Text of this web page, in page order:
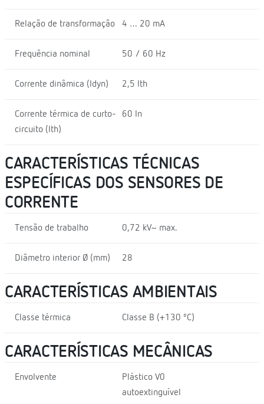
Relação de transformação 4 … 20 mA
Frequência nominal 50 / 60 Hz
Corrente dinâmica (Idyn) 2,5 Ith
Corrente térmica de curto-
circuito (Ith)
60 In
CARACTERÍSTICAS TÉCNICAS
ESPECÍFICAS DOS SENSORES DE
CORRENTE
Tensão de trabalho 0,72 kV~ max.
Diâmetro interior Ø (mm) 28
CARACTERÍSTICAS AMBIENTAIS
Classe térmica Classe B (+130 ºC)
CARACTERÍSTICAS MECÂNICAS
Envolvente
Plástico V0
autoextinguível